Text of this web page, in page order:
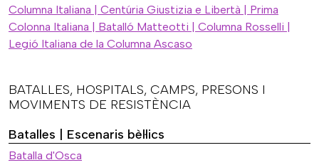
Columna Italiana | Centúria Giustizia e Libertà | Prima
Colonna Italiana | Batalló Matteotti | Columna Rosselli |
Legió Italiana de la Columna Ascaso
BATALLES, HOSPITALS, CAMPS, PRESONS I
MOVIMENTS DE RESISTÈNCIA
Batalles | Escenaris bèl·lics
Batalla d'Osca